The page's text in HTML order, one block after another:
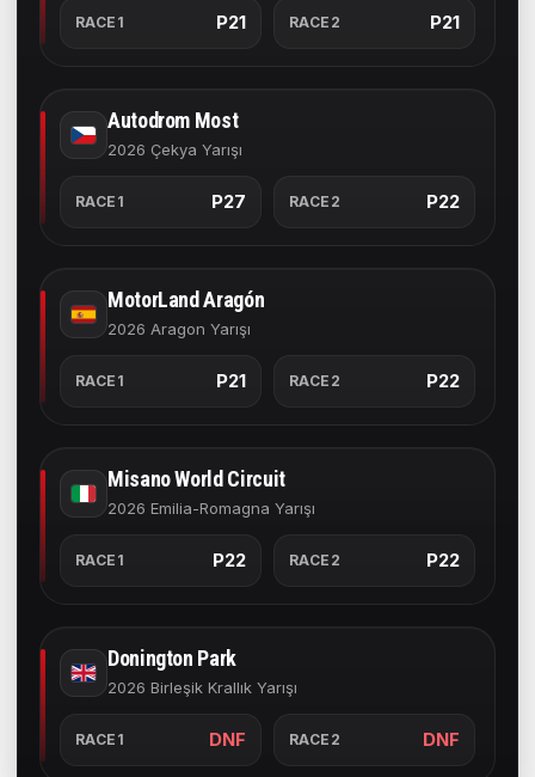
RACE1 P21 RACE2 P21
Autodrom Most
2026 Çekya Yarışı
RACE1 P27 RACE2 P22
MotorLand Aragón
2026 Aragon Yarışı
RACE1 P21 RACE2 P22
Misano World Circuit
2026 Emilia-Romagna Yarışı
RACE1 P22 RACE2 P22
Donington Park
2026 Birleşik Krallık Yarışı
RACE1 DNF RACE2 DNF